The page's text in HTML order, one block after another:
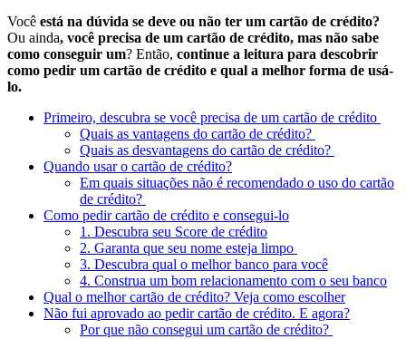
Você está na dúvida se deve ou não ter um cartão de crédito?
Ou ainda, você precisa de um cartão de crédito, mas não sabe
como conseguir um? Então, continue a leitura para descobrir
como pedir um cartão de crédito e qual a melhor forma de usá-
lo.
Primeiro, descubra se você precisa de um cartão de crédito
Quais as vantagens do cartão de crédito?
Quais as desvantagens do cartão de crédito?
Quando usar o cartão de crédito?
Em quais situações não é recomendado o uso do cartão
de crédito?
Como pedir cartão de crédito e consegui-lo
1. Descubra seu Score de crédito
2. Garanta que seu nome esteja limpo
3. Descubra qual o melhor banco para você
4. Construa um bom relacionamento com o seu banco
Qual o melhor cartão de crédito? Veja como escolher
Não fui aprovado ao pedir cartão de crédito. E agora?
Por que não consegui um cartão de crédito?